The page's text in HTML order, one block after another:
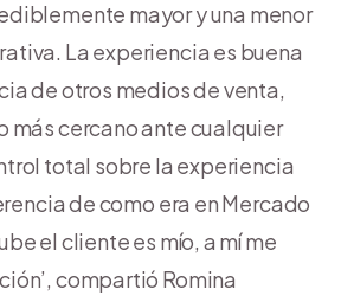
mayor y una menor
La experiencia es buena
de otros medios de venta,
más cercano ante cualquier
total sobre la experiencia
de como era en Mercado
el cliente es mío, a mí me
compartió Romina